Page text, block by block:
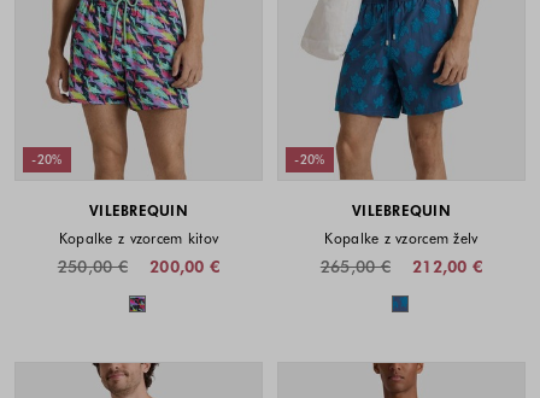
-20%
VILEBREQUIN
Kopalke z vzorcem kitov
200,00 €
250,00 €
Barve na voljo
-20%
VILEBREQUIN
Kopalke z vzorcem želv
212,00 €
265,00 €
Barve na voljo